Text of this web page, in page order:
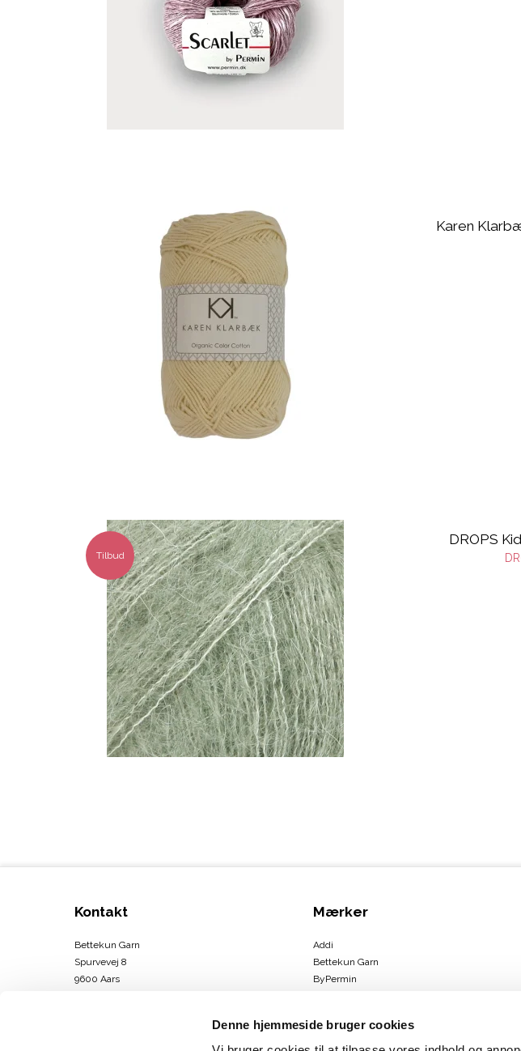
Denne hjemmeside bruger cookies
Karen
Tilbud
DROPS
Kontakt
Bettekun Garn
Spurvevej 8
9600 Aars
Mærker
Addi
Bettekun Garn
ByPermin
DMC
Drops